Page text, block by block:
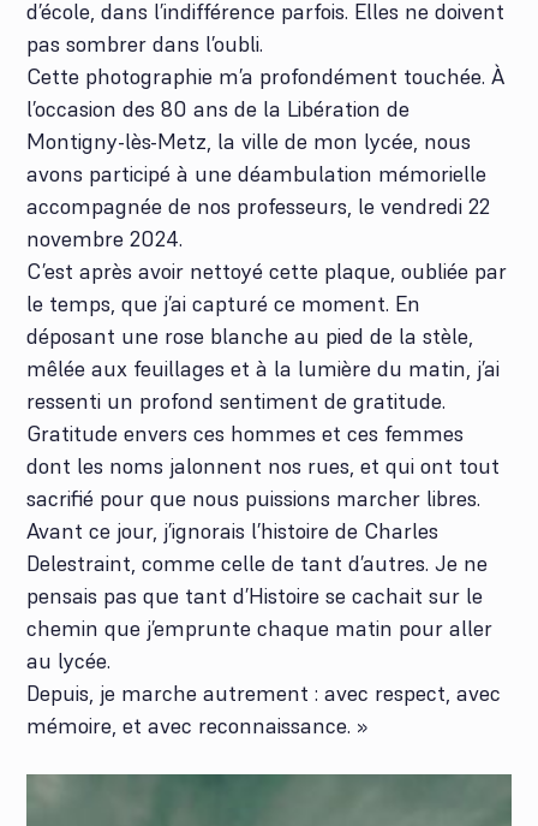
d’école, dans l’indifférence parfois. Elles ne doivent
pas sombrer dans l’oubli.
Cette photographie m’a profondément touchée. À
l’occasion des 80 ans de la Libération de
Montigny-lès-Metz, la ville de mon lycée, nous
avons participé à une déambulation mémorielle
accompagnée de nos professeurs, le vendredi 22
novembre 2024.
C’est après avoir nettoyé cette plaque, oubliée par
le temps, que j’ai capturé ce moment. En
déposant une rose blanche au pied de la stèle,
mêlée aux feuillages et à la lumière du matin, j’ai
ressenti un profond sentiment de gratitude.
Gratitude envers ces hommes et ces femmes
dont les noms jalonnent nos rues, et qui ont tout
sacrifié pour que nous puissions marcher libres.
Avant ce jour, j’ignorais l’histoire de Charles
Delestraint, comme celle de tant d’autres. Je ne
pensais pas que tant d’Histoire se cachait sur le
chemin que j’emprunte chaque matin pour aller
au lycée.
Depuis, je marche autrement : avec respect, avec
mémoire, et avec reconnaissance. »